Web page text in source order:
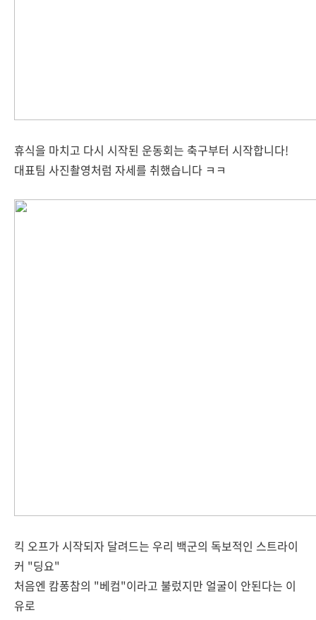
휴식을 마치고 다시 시작된 운동회는 축구부터 시작합니다!
대표팀 사진촬영처럼 자세를 취했습니다 ㅋㅋ
킥 오프가 시작되자 달려드는 우리 백군의 독보적인 스트라이
커 "딩요"
처음엔 캄퐁참의 "베컴"이라고 불렀지만 얼굴이 안된다는 이
유로